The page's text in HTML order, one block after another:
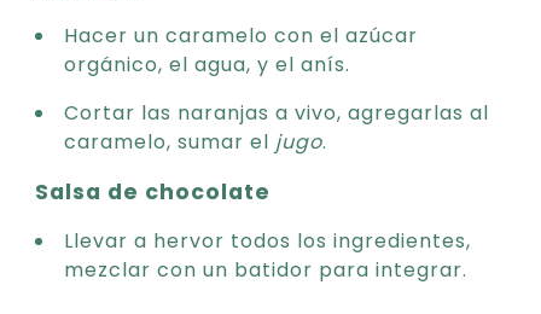
Hacer un caramelo con el azúcar
orgánico, el agua, y el anís.
Cortar las naranjas a vivo, agregarlas al
caramelo, sumar el jugo.
Salsa de chocolate
Llevar a hervor todos los ingredientes,
mezclar con un batidor para integrar.